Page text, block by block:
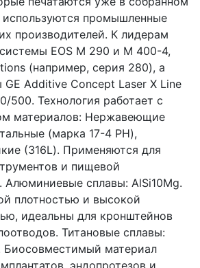
промышленные
производителей. К лидерам
EOS M 290 и M 400-4,
(например, серия 280), а
Additive Concept Laser X Line
500. Технология работает с
материалов: Нержавеющие
(марка 17-4 PH),
(316L). Применяются для
и пищевой
сплавы: AlSi10Mg.
плотностью и высокой
идеальны для кронштейнов
Титановые сплавы:
Биосовместимый материал
эндопротезов и